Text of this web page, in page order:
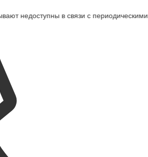
в связи с периодическими